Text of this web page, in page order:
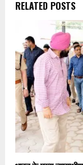
RELATED POSTS